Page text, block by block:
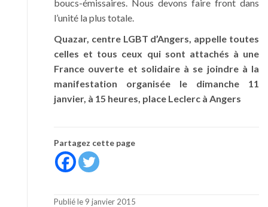
boucs-émissaires. Nous devons faire front dans
l’unité la plus totale.
Quazar, centre LGBT d’Angers, appelle toutes
celles et tous ceux qui sont attachés à une
France ouverte et solidaire à se joindre à la
manifestation organisée le dimanche 11
janvier, à 15 heures, place Leclerc à Angers
Partagez cette page
Publié le 9 janvier 2015